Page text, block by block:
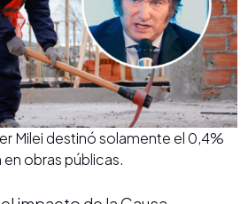
Milei destinó solamente el 0,4%
en obras públicas.